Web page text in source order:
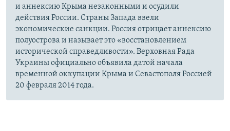
и аннексию Крыма незаконными и осудили
действия России. Страны Запада ввели
экономические санкции. Россия отрицает аннексию
полуострова и называет это «восстановлением
исторической справедливости». Верховная Рада
Украины официально объявила датой начала
временной оккупации Крыма и Севастополя Россией
20 февраля 2014 года.